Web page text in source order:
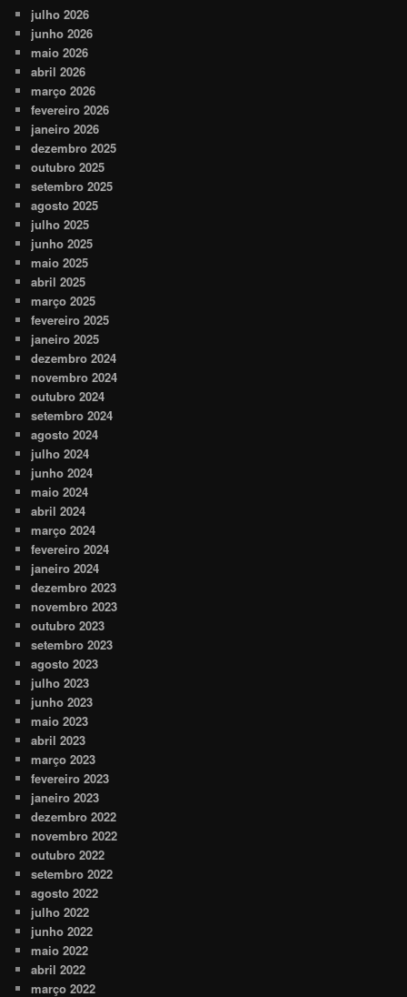
julho 2026
junho 2026
maio 2026
abril 2026
março 2026
fevereiro 2026
janeiro 2026
dezembro 2025
outubro 2025
setembro 2025
agosto 2025
julho 2025
junho 2025
maio 2025
abril 2025
março 2025
fevereiro 2025
janeiro 2025
dezembro 2024
novembro 2024
outubro 2024
setembro 2024
agosto 2024
julho 2024
junho 2024
maio 2024
abril 2024
março 2024
fevereiro 2024
janeiro 2024
dezembro 2023
novembro 2023
outubro 2023
setembro 2023
agosto 2023
julho 2023
junho 2023
maio 2023
abril 2023
março 2023
fevereiro 2023
janeiro 2023
dezembro 2022
novembro 2022
outubro 2022
setembro 2022
agosto 2022
julho 2022
junho 2022
maio 2022
abril 2022
março 2022